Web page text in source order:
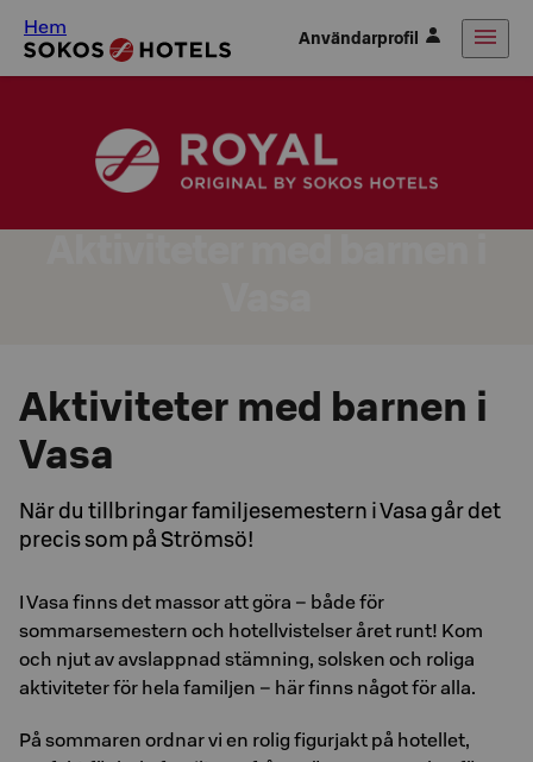
Hem Användarprofil
Aktiviteter med barnen i
Vasa
När du tillbringar familjesemestern i Vasa går det
precis som på Strömsö!
I Vasa finns det massor att göra – både för
sommarsemestern och hotellvistelser året runt! Kom
och njut av avslappnad stämning, solsken och roliga
aktiviteter för hela familjen – här finns något för alla.
På sommaren ordnar vi en rolig figurjakt på hotellet,